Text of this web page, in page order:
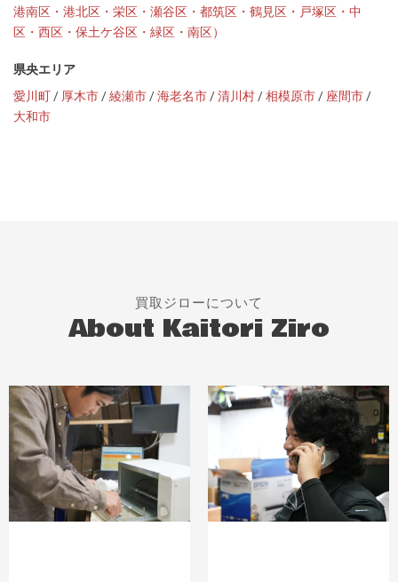
港南区・港北区・栄区・瀬谷区・都筑区・鶴見区・戸塚区・中
区・西区・保土ケ谷区・緑区・南区）
県央エリア
愛川町/ 厚木市/綾瀬市/海老名市/清川村/相模原市/ 座間市/
大和市
買取ジローについて
About Kaitori Ziro